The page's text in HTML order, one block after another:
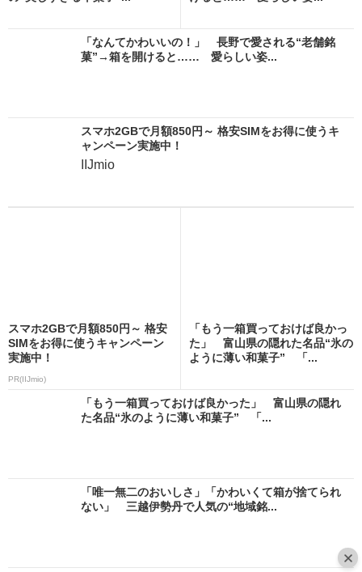
「なんてかわいいの！」 長野で愛される“老舗銘
菓”→箱を開けると…… 愛らしい姿...
スマホ2GBで月額850円～ 格安SIMをお得に使うキ
ャンペーン実施中！
IIJmio
スマホ2GBで月額850円～ 格安
SIMをお得に使うキャンペーン
実施中！
PR(IIJmio)
「もう一箱買っておけば良かっ
た」 富山県の隠れた名品“氷の
ように薄い和菓子” 「...
「もう一箱買っておけば良かった」 富山県の隠れ
た名品“氷のように薄い和菓子” 「...
「唯一無二のおいしさ」「かわいくて箱が捨てられ
ない」 三越伊勢丹で人気の“地域銘...